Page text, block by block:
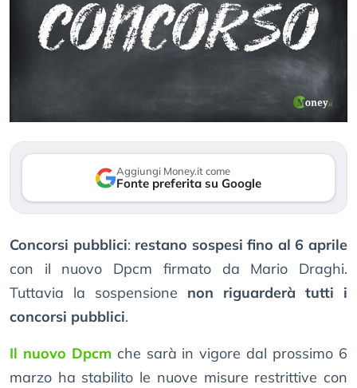
Aggiungi Money.it come
Fonte preferita su Google
Concorsi pubblici: restano sospesi fino al 6 aprile
con il nuovo Dpcm firmato da Mario Draghi.
Tuttavia la sospensione non riguarderà tutti i
concorsi pubblici.
Il nuovo Dpcm che sarà in vigore dal prossimo 6
marzo ha stabilito le nuove misure restrittive con